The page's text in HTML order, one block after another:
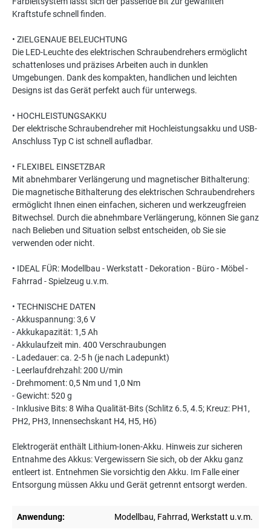
Kraftstufe schnell finden.
• ZIELGENAUE BELEUCHTUNG
Die LED-Leuchte des elektrischen Schraubendrehers ermöglicht
schattenloses und präzises Arbeiten auch in dunklen
Umgebungen. Dank des kompakten, handlichen und leichten
Designs ist das Gerät perfekt auch für unterwegs.
• HOCHLEISTUNGSAKKU
Der elektrische Schraubendreher mit Hochleistungsakku und USB-
Anschluss Typ C ist schnell aufladbar.
• FLEXIBEL EINSETZBAR
Mit abnehmbarer Verlängerung und magnetischer Bithalterung:
Die magnetische Bithalterung des elektrischen Schraubendrehers
ermöglicht Ihnen einen einfachen, sicheren und werkzeugfreien
Bitwechsel. Durch die abnehmbare Verlängerung, können Sie ganz
nach Belieben und Situation selbst entscheiden, ob Sie sie
verwenden oder nicht.
• IDEAL FÜR: Modellbau - Werkstatt - Dekoration - Büro - Möbel -
Fahrrad - Spielzeug u.v.m.
• TECHNISCHE DATEN
- Akkuspannung: 3,6 V
- Akkukapazität: 1,5 Ah
- Akkulaufzeit min. 400 Verschraubungen
- Ladedauer: ca. 2-5 h (je nach Ladepunkt)
- Leerlaufdrehzahl: 200 U/min
- Drehmoment: 0,5 Nm und 1,0 Nm
- Gewicht: 520 g
- Inklusive Bits: 8 Wiha Qualität-Bits (Schlitz 6.5, 4.5; Kreuz: PH1,
PH2, PH3, Innensechskant H4, H5, H6)
Elektrogerät enthält Lithium-Ionen-Akku. Hinweis zur sicheren
Entnahme des Akkus: Vergewissern Sie sich, ob der Akku ganz
entleert ist. Entnehmen Sie vorsichtig den Akku. Im Falle einer
Entsorgung müssen Akku und Gerät getrennt entsorgt werden.
Anwendung: Modellbau, Fahrrad, Werkstatt u.v.m.